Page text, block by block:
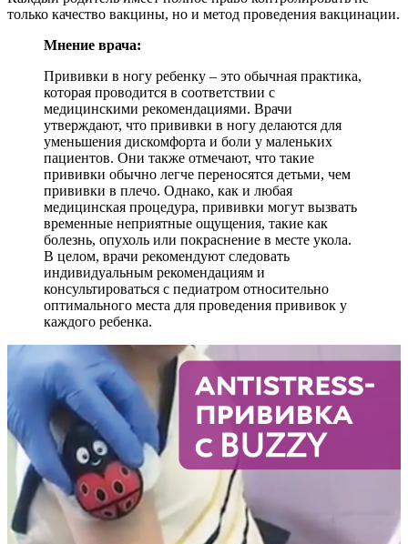
только качество вакцины, но и метод проведения вакцинации.
Мнение врача:
Прививки в ногу ребенку – это обычная практика,
которая проводится в соответствии с
медицинскими рекомендациями. Врачи
утверждают, что прививки в ногу делаются для
уменьшения дискомфорта и боли у маленьких
пациентов. Они также отмечают, что такие
прививки обычно легче переносятся детьми, чем
прививки в плечо. Однако, как и любая
медицинская процедура, прививки могут вызвать
временные неприятные ощущения, такие как
болезнь, опухоль или покраснение в месте укола.
В целом, врачи рекомендуют следовать
индивидуальным рекомендациям и
консультироваться с педиатром относительно
оптимального места для проведения прививок у
каждого ребенка.